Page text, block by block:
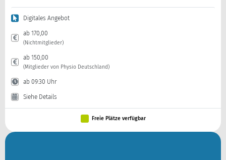
Digitales Angebot
ab 170,00
(Nichtmitglieder)
ab 150,00
(Mitglieder von Physio Deutschland)
ab 09:30 Uhr
Siehe Details
Freie Plätze verfügbar